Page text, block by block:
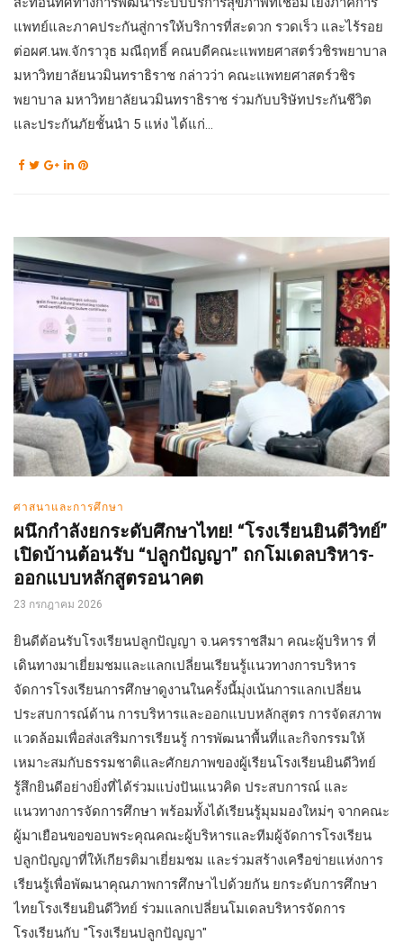
แพทย์และภาคประกันสู่การให้บริการที่สะดวก รวดเร็ว และไร้รอย
ต่อผศ.นพ.จักราวุธ มณีฤทธิ์ คณบดีคณะแพทยศาสตร์วชิรพยาบาล
มหาวิทยาลัยนวมินทราธิราช กล่าวว่า คณะแพทยศาสตร์วชิร
พยาบาล มหาวิทยาลัยนวมินทราธิราช ร่วมกับบริษัทประกันชีวิต
และประกันภัยชั้นนำ 5 แห่ง ได้แก่...
ศาสนาและการศึกษา
ผนึกกำลังยกระดับศึกษาไทย! “โรงเรียนยินดีวิทย์”
เปิดบ้านต้อนรับ “ปลูกปัญญา” ถกโมเดลบริหาร-
ออกแบบหลักสูตรอนาคต
23 กรกฎาคม 2026
ยินดีต้อนรับโรงเรียนปลูกปัญญา จ.นครราชสีมา คณะผู้บริหาร ที่
เดินทางมาเยี่ยมชมและแลกเปลี่ยนเรียนรู้แนวทางการบริหาร
จัดการโรงเรียนการศึกษาดูงานในครั้งนี้มุ่งเน้นการแลกเปลี่ยน
ประสบการณ์ด้าน การบริหารและออกแบบหลักสูตร การจัดสภาพ
แวดล้อมเพื่อส่งเสริมการเรียนรู้ การพัฒนาพื้นที่และกิจกรรมให้
เหมาะสมกับธรรมชาติและศักยภาพของผู้เรียนโรงเรียนยินดีวิทย์
รู้สึกยินดีอย่างยิ่งที่ได้ร่วมแบ่งปันแนวคิด ประสบการณ์ และ
แนวทางการจัดการศึกษา พร้อมทั้งได้เรียนรู้มุมมองใหม่ๆ จากคณะ
ผู้มาเยือนขอขอบพระคุณคณะผู้บริหารและทีมผู้จัดการโรงเรียน
ปลูกปัญญาที่ให้เกียรติมาเยี่ยมชม และร่วมสร้างเครือข่ายแห่งการ
เรียนรู้เพื่อพัฒนาคุณภาพการศึกษาไปด้วยกัน ยกระดับการศึกษา
ไทยโรงเรียนยินดีวิทย์ ร่วมแลกเปลี่ยนโมเดลบริหารจัดการ
โรงเรียนกับ "โรงเรียนปลูกปัญญา"